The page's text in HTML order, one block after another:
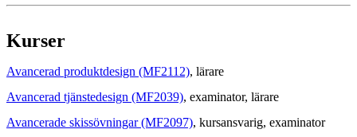
Kurser
Avancerad produktdesign (MF2112), lärare
Avancerad tjänstedesign (MF2039), examinator, lärare
Avancerade skissövningar (MF2097), kursansvarig, examinator